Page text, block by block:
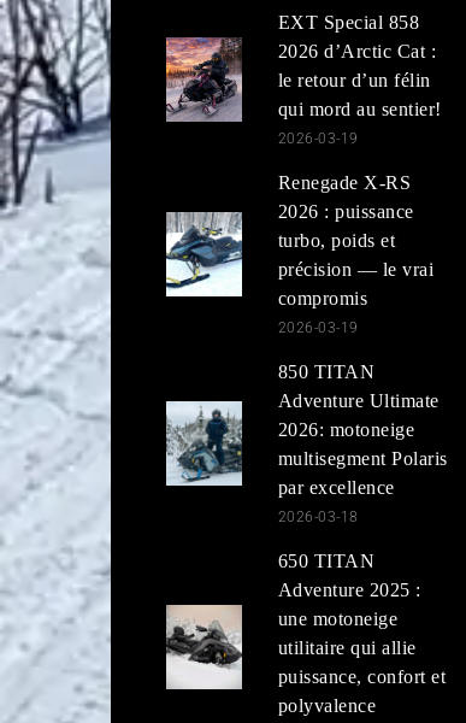
EXT Special 858
2026 d’Arctic Cat :
le retour d’un félin
qui mord au sentier!
2026-03-19
Renegade X-RS
2026 : puissance
turbo, poids et
précision — le vrai
compromis
2026-03-19
850 TITAN
Adventure Ultimate
2026: motoneige
multisegment Polaris
par excellence
2026-03-18
650 TITAN
Adventure 2025 :
une motoneige
utilitaire qui allie
puissance, confort et
polyvalence